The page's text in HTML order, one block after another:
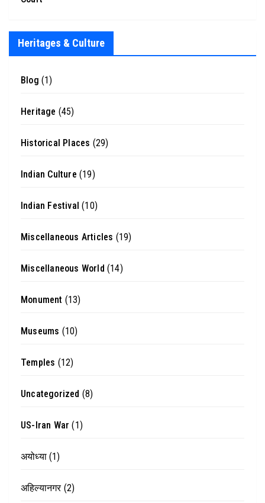
Heritages & Culture
Blog (1)
Heritage (45)
Historical Places (29)
Indian Culture (19)
Indian Festival (10)
Miscellaneous Articles (19)
Miscellaneous World (14)
Monument (13)
Museums (10)
Temples (12)
Uncategorized (8)
US-Iran War (1)
अयोध्या(1)
अहिल्यानगर(2)